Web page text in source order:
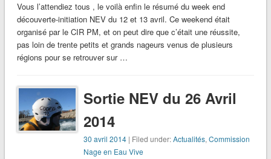
Vous l’attendiez tous , le voilà enfin le résumé du week end
découverte-initiation NEV du 12 et 13 avril. Ce weekend était
organisé par le CIR PM, et on peut dire que c’était une réussite,
pas loin de trente petits et grands nageurs venus de plusieurs
régions pour se retrouver sur …
Sortie NEV du 26 Avril
2014
30 avril 2014 | Filed under:Actualités,Commission
Nage en Eau Vive